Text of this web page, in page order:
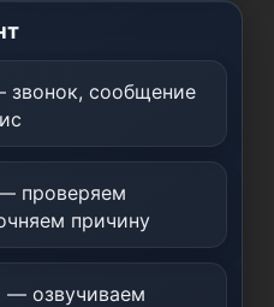
звонок, сообщение
проверяем
причину
— озвучиваем